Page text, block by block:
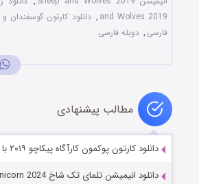
and Wolves 2019
,
فارسی , دوبله فارسی
مطالب پیشنهادی
دانلود کارتون پوکمون کارآگاه پیکاچو ۲۰۱۹ با دوبله فارسی
دانلود انیمیشن تلمای تک شاخ Thelma the Unicorn 2024